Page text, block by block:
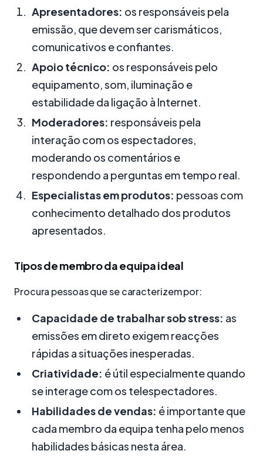
Apresentadores: os responsáveis pela
emissão, que devem ser carismáticos,
comunicativos e confiantes.
Apoio técnico: os responsáveis pelo
equipamento, som, iluminação e
estabilidade da ligação à Internet.
Moderadores: responsáveis pela
interação com os espectadores,
moderando os comentários e
respondendo a perguntas em tempo real.
Especialistas em produtos: pessoas com
conhecimento detalhado dos produtos
apresentados.
Tipos de membro da equipa ideal
Procura pessoas que se caracterizem por:
Capacidade de trabalhar sob stress: as
emissões em direto exigem reacções
rápidas a situações inesperadas.
Criatividade: é útil especialmente quando
se interage com os telespectadores.
Habilidades de vendas: é importante que
cada membro da equipa tenha pelo menos
habilidades básicas nesta área.